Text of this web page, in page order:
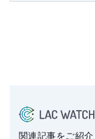
関連記事をご紹